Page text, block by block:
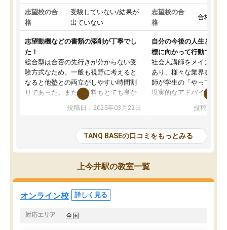
志望校の合
格
受験していない/結果が
出ていない
志望動機などの書類の添削が丁寧でし
た！
総合型は合否の先行きが分からない受
験方式なため、一般も視野に考えると
なると他塾との両立がしやすい時間割
りであった。また授業料もとても良か
総合型の多くの塾は大学生が見ること
大学生の目だけでなく、数人の大人に
も目を通して頂ける。そのため多くの
意見を聞くことができ、より良いもの
を推敲することが可能だ。
どの人も優しく、親身に接してくださ
るのでやる気も出て、良かったで
す！！
投稿日：2025年03月22日
志望校の合
格
合格した
自分の今後の人生と真剣
標に向かって行動できる
社会人講師をメインとし
あり、様々な業界を経験
師が学生の「やってみた
現実的なアドバイスを行
分野について学生知識
総合型選抜対策として志
接・小論文などの技術指
ション内容になっていま
を社会人として働いてい
投稿日：
TANQ BASEの口コミをもっとみる
上今井駅の教室一覧
オンライン校 詳しく見る
対応エリア 全国